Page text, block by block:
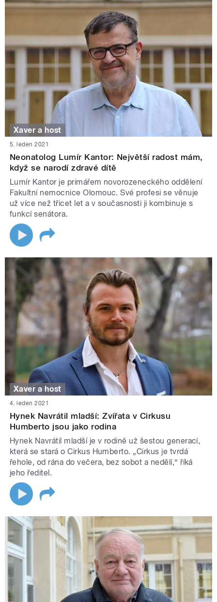
Xaver a host
5. leden 2021
Neonatolog Lumír Kantor: Největší radost mám,
když se narodí zdravé dítě
Lumír Kantor je primářem novorozeneckého oddělení
Fakultní nemocnice Olomouc. Své profesi se věnuje
už více než třicet let a v současnosti ji kombinuje s
funkcí senátora.
Xaver a host
4. leden 2021
Hynek Navrátil mladší: Zvířata v Cirkusu
Humberto jsou jako rodina
Hynek Navrátil mladší je v rodině už šestou generací,
která se stará o Cirkus Humberto. „Cirkus je tvrdá
řehole, od rána do večera, bez sobot a nedělí,“ říká
jeho ředitel.